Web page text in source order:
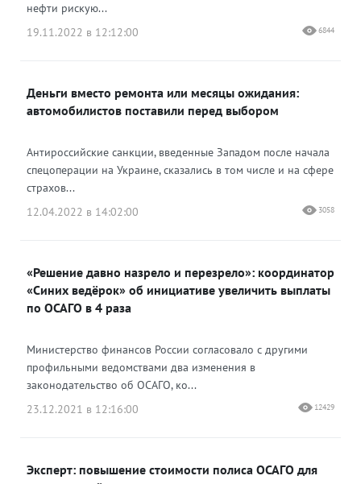
нефти рискую...
19.11.2022 в 12:12:00
6844
Деньги вместо ремонта или месяцы ожидания:
автомобилистов поставили перед выбором
Антироссийские санкции, введенные Западом после начала
спецоперации на Украине, сказались в том числе и на сфере
страхов...
12.04.2022 в 14:02:00
3058
«Решение давно назрело и перезрело»: координатор
«Синих ведёрок» об инициативе увеличить выплаты
по ОСАГО в 4 раза
Министерство финансов России согласовало с другими
профильными ведомствами два изменения в
законодательство об ОСАГО, ко...
23.12.2021 в 12:16:00
12429
Эксперт: повышение стоимости полиса ОСАГО для